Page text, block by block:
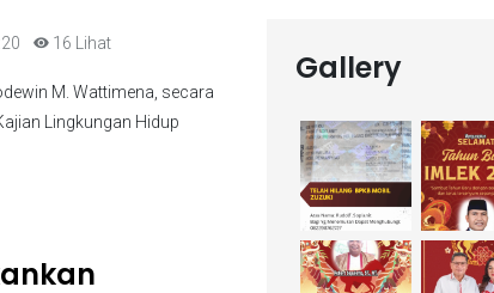
16 Lihat
M. Wattimena, secara
Lingkungan Hidup
Gallery